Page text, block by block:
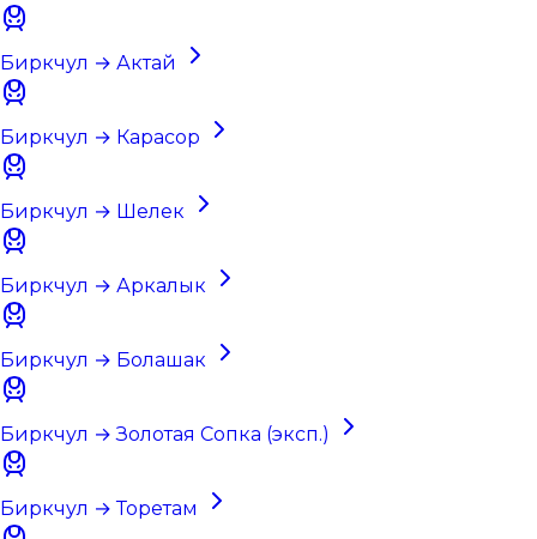
Биркчул → Актай
Биркчул → Карасор
Биркчул → Шелек
Биркчул → Аркалык
Биркчул → Болашак
Биркчул → Золотая Сопка (эксп.)
Биркчул → Торетам